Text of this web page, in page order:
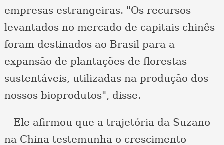
empresas estrangeiras. "Os recursos
levantados no mercado de capitais chinês
foram destinados ao Brasil para a
expansão de plantações de florestas
sustentáveis, utilizadas na produção dos
nossos bioprodutos", disse.
Ele afirmou que a trajetória da Suzano
na China testemunha o crescimento